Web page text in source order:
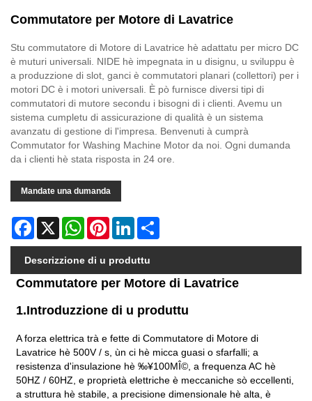
Commutatore per Motore di Lavatrice
Stu commutatore di Motore di Lavatrice hè adattatu per micro DC
è muturi universali. NIDE hè impegnata in u disignu, u sviluppu è
a produzzione di slot, ganci è commutatori planari (collettori) per i
motori DC è i motori universali. È pò furnisce diversi tipi di
commutatori di mutore secondu i bisogni di i clienti. Avemu un
sistema cumpletu di assicurazione di qualità è un sistema
avanzatu di gestione di l'impresa. Benvenuti à cumprà
Commutator for Washing Machine Motor da noi. Ogni dumanda
da i clienti hè stata risposta in 24 ore.
Mandate una dumanda
Facebook
X WhatsAppPinterestLinkedIn
Descrizzione di u produttu
Commutatore per Motore di Lavatrice
1.Introduzzione di u produttu
A forza elettrica trà e fette di Commutatore di Motore di
Lavatrice hè 500V / s, ùn ci hè micca guasi o sfarfalli; a
resistenza d'insulazione hè ‰¥100MÎ©, a frequenza AC hè
50HZ / 60HZ, e proprietà elettriche è meccaniche sò eccellenti,
a struttura hè stabile, a precisione dimensionale hè alta, è